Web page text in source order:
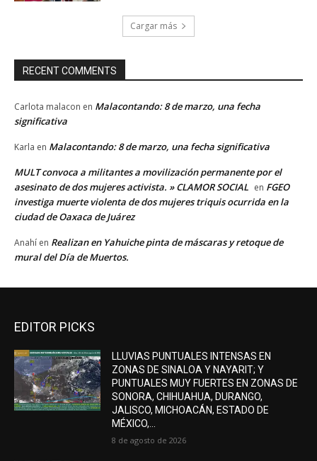
Cargar más
RECENT COMMENTS
Carlota malacon en Malacontando: 8 de marzo, una fecha
significativa
Karla en Malacontando: 8 de marzo, una fecha significativa
MULT convoca a militantes a movilización permanente por el
asesinato de dos mujeres activista. » CLAMOR SOCIAL en FGEO
investiga muerte violenta de dos mujeres triquis ocurrida en la
ciudad de Oaxaca de Juárez
Anahí en Realizan en Yahuiche pinta de máscaras y retoque de
mural del Día de Muertos.
EDITOR PICKS
LLUVIAS PUNTUALES INTENSAS EN
ZONAS DE SINALOA Y NAYARIT; Y
PUNTUALES MUY FUERTES EN ZONAS DE
SONORA, CHIHUAHUA, DURANGO,
JALISCO, MICHOACÁN, ESTADO DE
MÉXICO,...
8 de agosto de 2026